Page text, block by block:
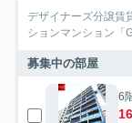
デザイナーズ分譲賃
ションマンション「
募集中の部屋
6